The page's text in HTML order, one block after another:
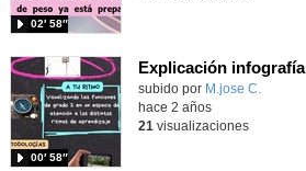
02′ 58″
Contenido educativo.
subido por M.jose C.
00′ 58″
hace 2 años
21 visualizaciones